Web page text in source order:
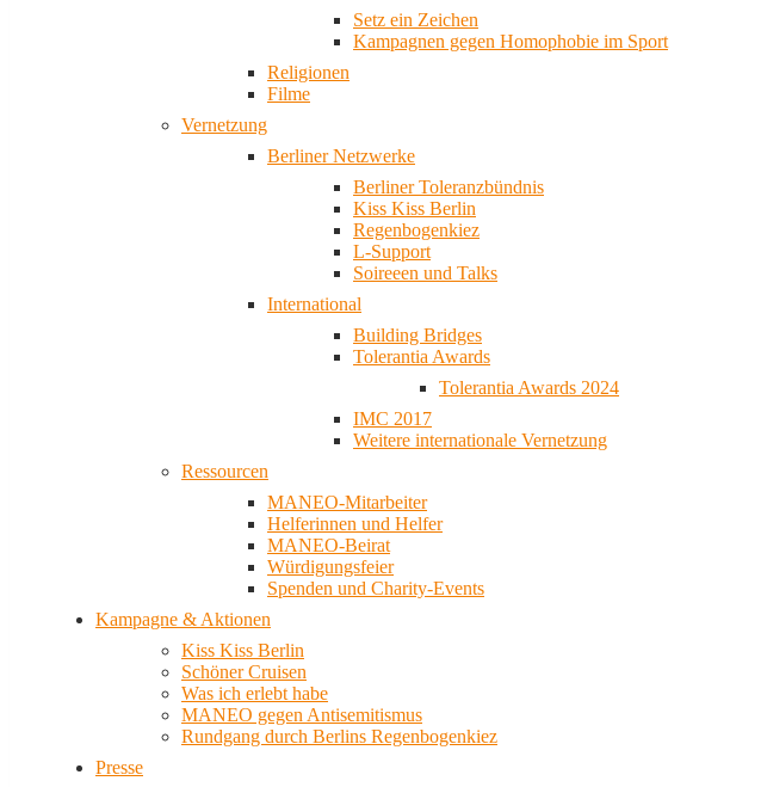
Setz ein Zeichen
Kampagnen gegen Homophobie im Sport
Religionen
Filme
Vernetzung
Berliner Netzwerke
Berliner Toleranzbündnis
Kiss Kiss Berlin
Regenbogenkiez
L-Support
Soireeen und Talks
International
Building Bridges
Tolerantia Awards
Tolerantia Awards 2024
IMC 2017
Weitere internationale Vernetzung
Ressourcen
MANEO-Mitarbeiter
Helferinnen und Helfer
MANEO-Beirat
Würdigungsfeier
Spenden und Charity-Events
Kampagne & Aktionen
Kiss Kiss Berlin
Schöner Cruisen
Was ich erlebt habe
MANEO gegen Antisemitismus
Rundgang durch Berlins Regenbogenkiez
Presse